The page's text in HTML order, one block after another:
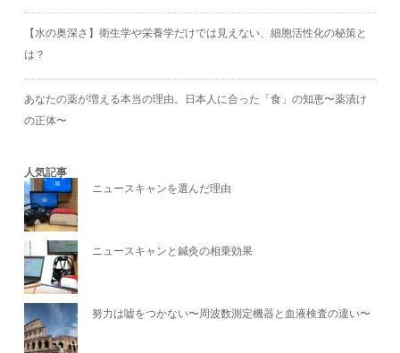
【水の奥深さ】衛生学や栄養学だけでは見えない、細胞活性化の秘策と
は？
あなたの薬が増える本当の理由。日本人に合った「食」の知恵〜薬漬け
の正体〜
人気記事
ニュースキャンを選んだ理由
ニュースキャンと鍼灸の相乗効果
努力は嘘をつかない〜周波数測定機器と血液検査の違い〜